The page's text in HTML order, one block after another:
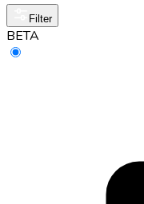
Filter
BETA